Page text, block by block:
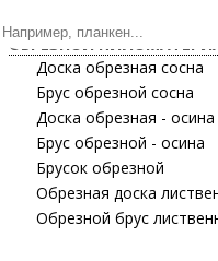
ОБРЕЗНОЙ
Доска обрезная сосна
Брус обрезной сосна
Доска обрезная - осина
Брус обрезной - осина
Брусок обрезной
Обрезная доска
Обрезной брус